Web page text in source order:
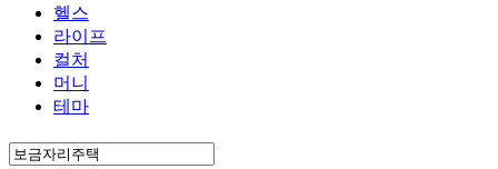
헬스
라이프
컬처
머니
테마